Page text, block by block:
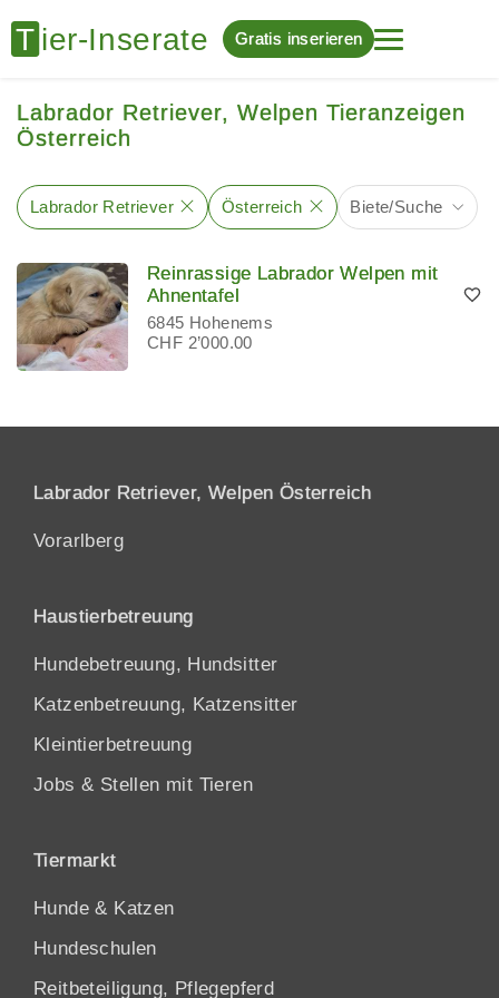
Gratis inserieren
Labrador Retriever, Welpen Tieranzeigen
Österreich
Labrador Retriever Österreich Biete/Suche
Reinrassige Labrador Welpen mit
Ahnentafel
6845 Hohenems
CHF 2’000.00
Labrador Retriever, Welpen Österreich
Vorarlberg
Haustierbetreuung
Hundebetreuung, Hundsitter
Katzenbetreuung, Katzensitter
Kleintierbetreuung
Jobs & Stellen mit Tieren
Tiermarkt
Hunde & Katzen
Hundeschulen
Reitbeteiligung, Pflegepferd